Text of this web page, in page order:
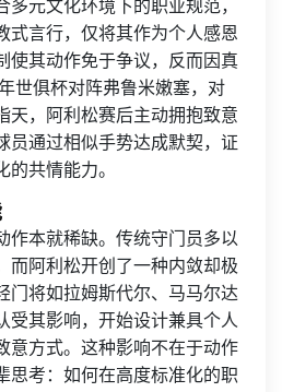
多元文化环境下的职业规范，
式言行，仅将其作为个人感恩
使其动作免于争议，反而因真
世俱杯对阵弗鲁米嫩塞，对
天，阿利松赛后主动拥抱致意
通过相似手势达成默契，证
的共情能力。
作本就稀缺。传统守门员多以
而阿利松开创了一种内敛却极
门将如拉姆斯代尔、马马尔达
受其影响，开始设计兼具个人
意方式。这种影响不在于动作
思考：如何在高度标准化的职